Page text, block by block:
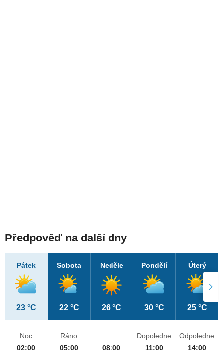
Předpověď na další dny
Pátek
23 °C
Sobota
22 °C
Neděle
26 °C
Pondělí
30 °C
Úterý
25 °C
Noc
02:00
Ráno
05:00
08:00
Dopoledne
11:00
Odpoledne
14:00